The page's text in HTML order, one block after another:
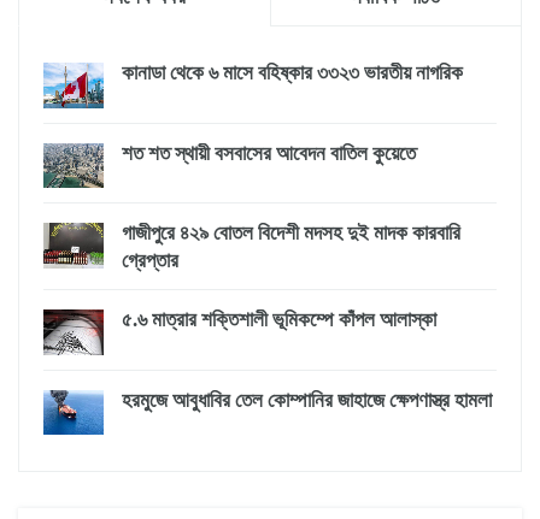
কানাডা থেকে ৬ মাসে বহিষ্কার ৩৩২৩ ভারতীয় নাগরিক
শত শত স্থায়ী বসবাসের আবেদন বাতিল কুয়েতে
গাজীপুরে ৪২৯ বোতল বিদেশী মদসহ দুই মাদক কারবারি
গ্রেপ্তার
৫.৬ মাত্রার শক্তিশালী ভূমিকম্পে কাঁপল আলাস্কা
হরমুজে আবুধাবির তেল কোম্পানির জাহাজে ক্ষেপণাস্ত্র হামলা